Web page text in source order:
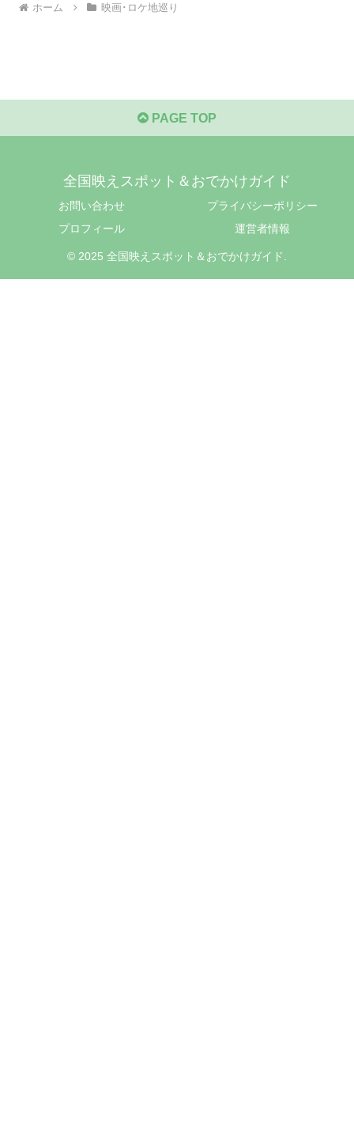
ホーム 映画･ロケ地巡り
PAGE TOP
全国映えスポット＆おでかけガイド
お問い合わせ
プライバシーポリシー
プロフィール
運営者情報
© 2025 全国映えスポット＆おでかけガイド.